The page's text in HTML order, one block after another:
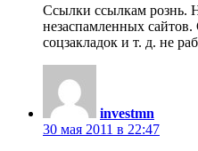
Ссылки ссылкам рознь.
незаспамленных
соцзакладок и т. д. не
investmn
30 мая 2011 в 22:47